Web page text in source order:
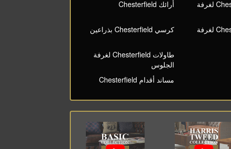
أرائك Chesterfield
كرسي Chesterfield بذراعين
طاولات Chesterfield لغرفة
الجلوس
مساند أقدام Chesterfield
كراسي Chesterfield لغرفة
طاولات Chesterfield لغرفة